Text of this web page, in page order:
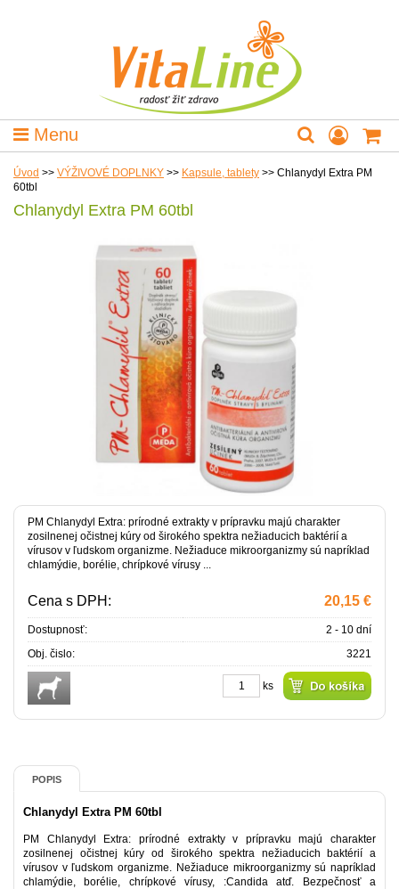
Menu
Úvod >> VÝŽIVOVÉ DOPLNKY >> Kapsule, tablety >> Chlanydyl Extra PM
60tbl
Chlanydyl Extra PM 60tbl
PM Chlanydyl Extra: prírodné extrakty v prípravku majú charakter
zosilnenej očistnej kúry od širokého spektra nežiaducich baktérií a
vírusov v ľudskom organizme. Nežiaduce mikroorganizmy sú napríklad
chlamýdie, borélie, chrípkové vírusy ...
Cena s DPH: 20,15 €
Dostupnosť:
2 - 10 dní
Obj. čislo:
3221
ks
POPIS
Chlanydyl Extra PM 60tbl
PM Chlanydyl Extra: prírodné extrakty v prípravku majú charakter
zosilnenej očistnej kúry od širokého spektra nežiaducich baktérií a
vírusov v ľudskom organizme. Nežiaduce mikroorganizmy sú napríklad
chlamýdie, borélie, chrípkové vírusy, :Candida atď. Bezpečnosť a